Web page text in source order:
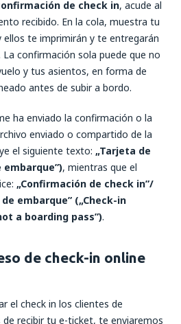
de check in, acude al
recibido. En la cola, muestra tu
te imprimirán y te entregarán
confirmación sola puede que no
y tus asientos, en forma de
antes de subir a bordo.
ha enviado la confirmación o la
enviado o compartido de la
el siguiente texto: „Tarjeta de
embarque”), mientras que el
„Confirmación de check in”/
embarque” („Check-in
a boarding pass”).
de check-in online
el check in los clientes de
recibir tu e-ticket, te enviaremos